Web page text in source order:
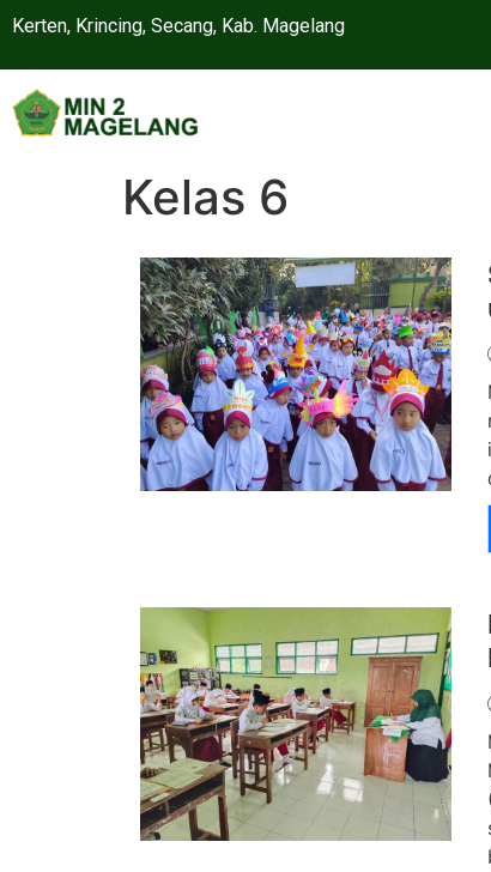
Kerten, Krincing, Secang, Kab. Magelang
Kelas 6